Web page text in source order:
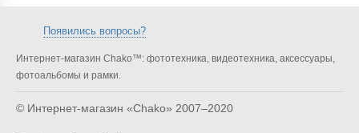
Появились вопросы?
Интернет-магазин Chako™: фототехника, видеотехника, аксессуары,
фотоальбомы и рамки.
© Интернет-магазин «Chako» 2007–2020